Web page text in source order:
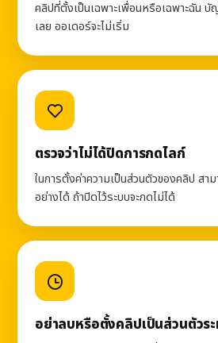
คลิปที่ตั้งเป็นเฉพาะเพื่อนหรือเฉพาะฉัน บั
เลย ออเดอร์จะไม่เริ่ม
ตรวจว่าไม่ได้ปิดการกดไลก์
ในการตั้งค่าความเป็นส่วนตัวของคลิป ส
อย่างได้ ถ้าปิดไว้ระบบจะกดไม่ได้
อย่าลบหรือตั้งคลิปเป็นส่วนตัวระ